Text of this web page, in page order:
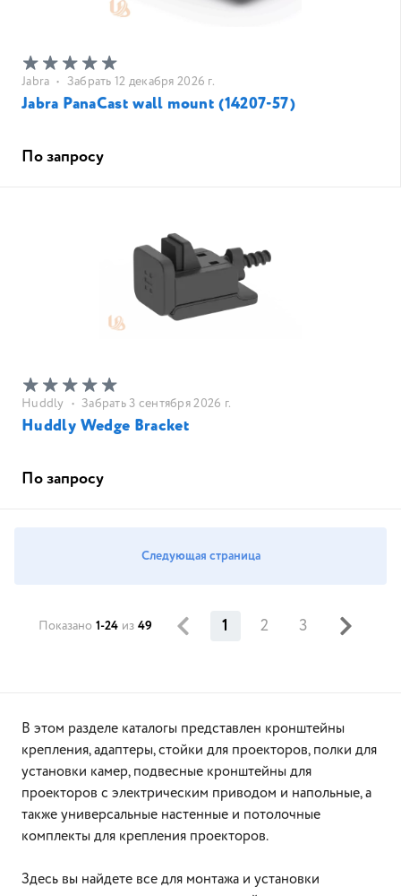
Jabra • Забрать 12 декабря 2026 г.
Jabra PanaCast wall mount (14207-57)
По запросу
Huddly • Забрать 3 сентября 2026 г.
Huddly Wedge Bracket
По запросу
Следующая страница
Показано 1-24 из 49 1 2 3
В этом разделе каталогы представлен кронштейны
крепления, адаптеры, стойки для проекторов, полки для
установки камер, подвесные кронштейны для
проекторов с электрическим приводом и напольные, а
также универсальные настенные и потолочные
комплекты для крепления проекторов.
Здесь вы найдете все для монтажа и установки